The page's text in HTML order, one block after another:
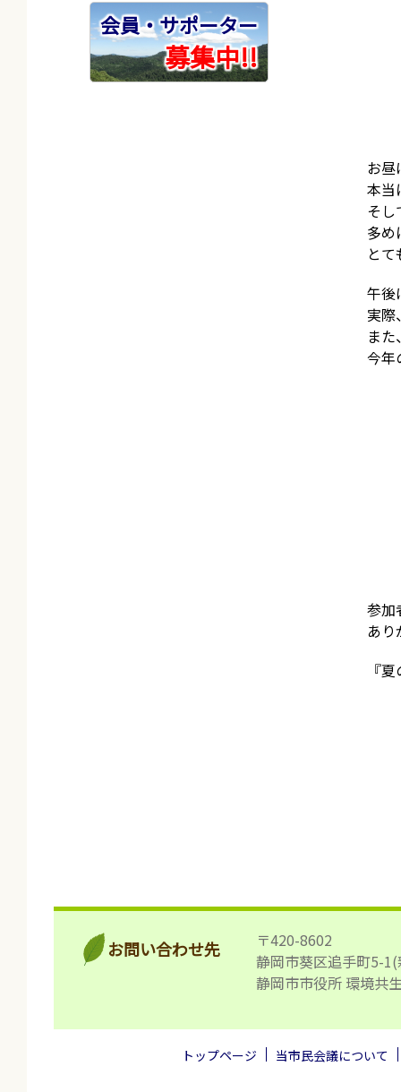
会員・サポーター
募集中!!
お昼
本当
そし
多め
と
午後
実際
ま
今年
参加
あ
『
お問い合わせ先
〒420-8602
静岡市葵区追手町5-
静岡市市役所 環境共
トップページ 当市民会議について